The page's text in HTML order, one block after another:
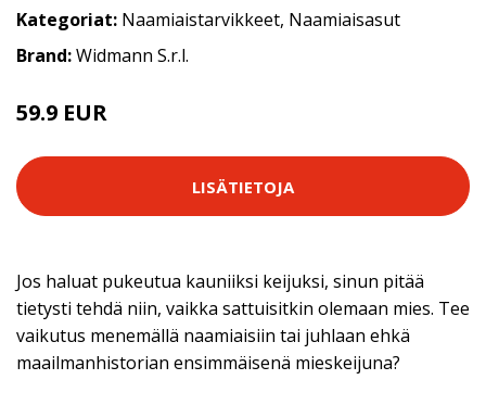
Kategoriat: Naamiaistarvikkeet, Naamiaisasut
Brand:Widmann S.r.l.
59.9 EUR
LISÄTIETOJA
Jos haluat pukeutua kauniiksi keijuksi, sinun pitää
tietysti tehdä niin, vaikka sattuisitkin olemaan mies. Tee
vaikutus menemällä naamiaisiin tai juhlaan ehkä
maailmanhistorian ensimmäisenä mieskeijuna?